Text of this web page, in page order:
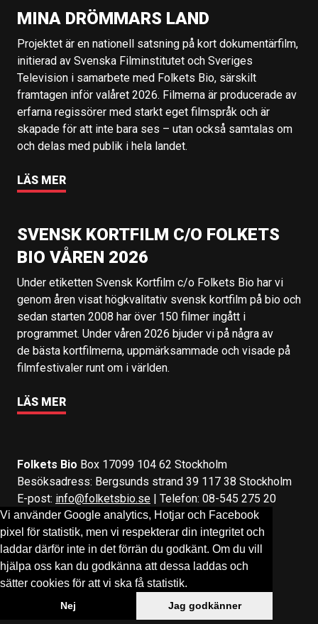
Vi använder Google analytics, Hotjar och Facebook
pixel för statistik, men vi respekterar din integritet och
laddar därför inte in det förrän du godkänt. Om du vill
hjälpa oss kan du godkänna att dessa laddas och
sätter cookies för att vi ska få statistik.
Nej Jag godkänner
MINA DRÖMMARS LAND
Projektet är en nationell satsning på kort dokumentärfilm,
initierad av Svenska Filminstitutet och Sveriges
Television i samarbete med Folkets Bio, särskilt
framtagen inför valåret 2026. Filmerna är producerade av
erfarna regissörer med starkt eget filmspråk och är
skapade för att inte bara ses – utan också samtalas om
och delas med publik i hela landet.
LÄS MER
SVENSK KORTFILM C/O FOLKETS
BIO VÅREN 2026
Under etiketten Svensk Kortfilm c/o Folkets Bio har vi
genom åren visat högkvalitativ svensk kortfilm på bio och
sedan starten 2008 har över 150 filmer ingått i
programmet. Under våren 2026 bjuder vi på några av
de bästa kortfilmerna, uppmärksammade och visade på
filmfestivaler runt om i världen.
LÄS MER
Folkets Bio Box 17099 104 62 Stockholm
Besöksadress: Bergsunds strand 39 117 38 Stockholm
E-post: info@folketsbio.se | Telefon: 08-545 275 20
Följ oss på:Facebook&Instagram